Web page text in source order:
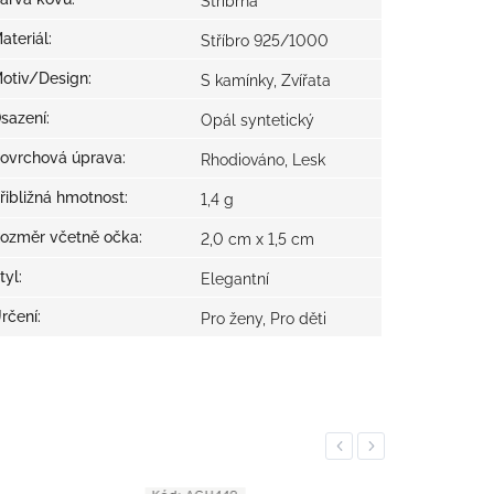
: Stříbro 925/1000
Design: S kamínky, Zvířata
: Opál syntetický
úprava: Rhodiováno, Lesk
hmotnost: 1,4 g
včetně očka: 2,0 cm x 1,5 cm
: Elegantní
: Pro ženy, Pro děti
Previous
Next